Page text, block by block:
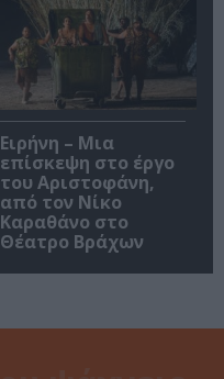
Ειρήνη – Μια
επίσκεψη στο έργο
του Αριστοφάνη,
από τον Νίκο
Καραθάνο στο
Θέατρο Βράχων